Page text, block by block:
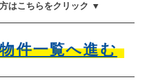
はこちらをクリック ▼
件一覧へ進む